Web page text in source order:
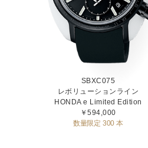
SBXC075
レボリューションライン
HONDA e Limited Edition
￥594,000
数量限定 300 本